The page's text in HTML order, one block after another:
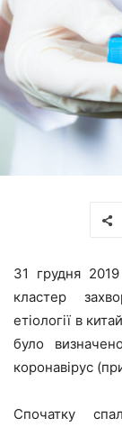
31 грудня
кластер
етіології в
було
коронавірус
Спочатку